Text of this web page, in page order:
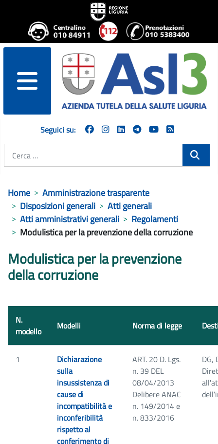
menu
Seguici su:
Home
Amministrazione trasparente
Disposizioni generali
Atti generali
Atti amministrativi generali
Regolamenti
Modulistica per la prevenzione della corruzione
Modulistica per la prevenzione
della corruzione
N.
modello
Modelli Norma di legge
1
Dichiarazione
sulla
insussistenza di
cause di
incompatibilità e
inconferibilità
rispetto al
conferimento di
ART. 20 D. Lgs.
n. 39 DEL
08/04/2013
Delibere ANAC
n. 149/2014 e
n. 833/2016
DG,